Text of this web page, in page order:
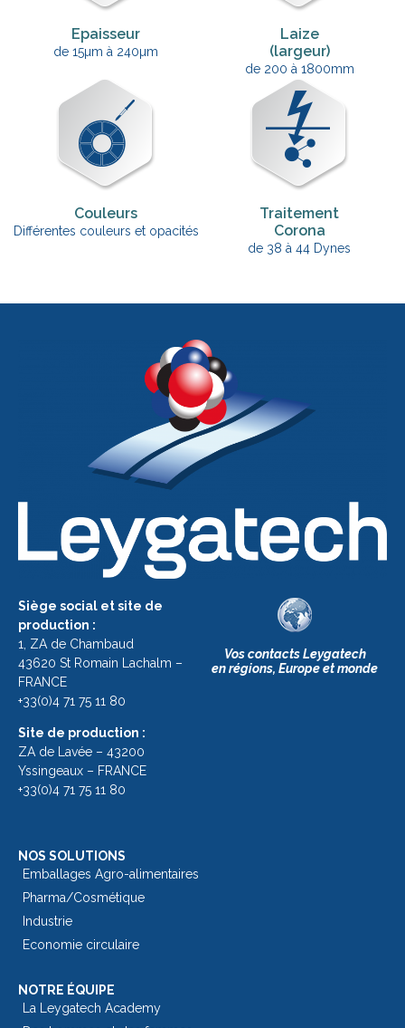
Epaisseur
de 15µm à 240µm
Laize
(largeur)
de 200 à 1800mm
Couleurs
Différentes couleurs et opacités
Traitement
Corona
de 38 à 44 Dynes
Siège social et site de
production :
1, ZA de Chambaud
43620 St Romain Lachalm –
FRANCE
+33(0)4 71 75 11 80
Site de production :
ZA de Lavée – 43200
Yssingeaux – FRANCE
+33(0)4 71 75 11 80
Vos contacts Leygatech
en régions, Europe et monde
NOS SOLUTIONS
Emballages Agro-alimentaires
Pharma/Cosmétique
Industrie
Economie circulaire
NOTRE ÉQUIPE
La Leygatech Academy